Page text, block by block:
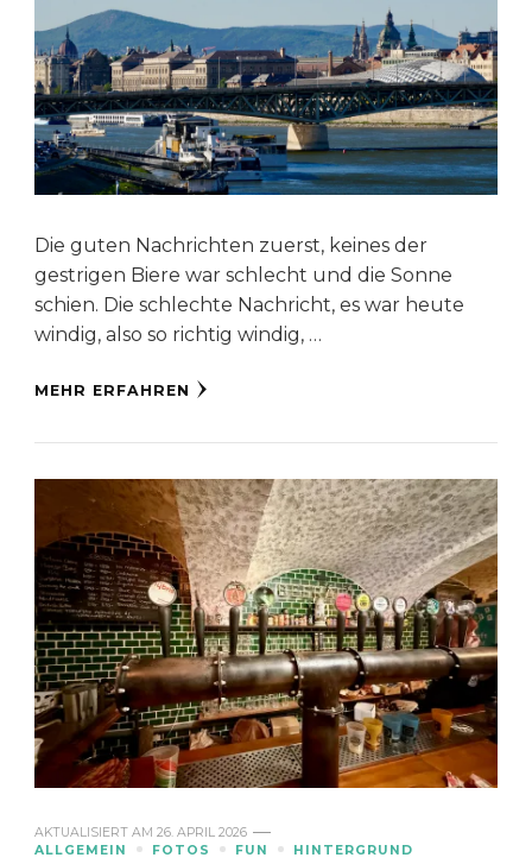
Die guten Nachrichten zuerst, keines der
gestrigen Biere war schlecht und die Sonne
schien. Die schlechte Nachricht, es war heute
windig, also so richtig windig, …
MEHR ERFAHREN
AKTUALISIERT AM 26. APRIL 2026
ALLGEMEIN
FOTOS FUN HINTERGRUND